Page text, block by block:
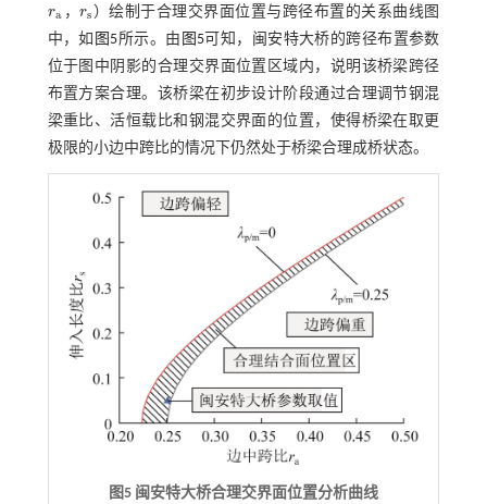
ra
ra ，rs
rs ）绘制于合理交界面位置与跨径布置的关系曲线图
中，如 图5所示。由 图5可知，闽安特大桥的跨径布置参数
位于图中阴影的合理交界面位置区域内，说明该桥梁跨径
布置方案合理。该桥梁在初步设计阶段通过合理调节钢混
梁重比、活恒载比和钢混交界面的位置，使得桥梁在取更
极限的小边中跨比的情况下仍然处于桥梁合理成桥状态。
图5 闽安特大桥合理交界面位置分析曲线